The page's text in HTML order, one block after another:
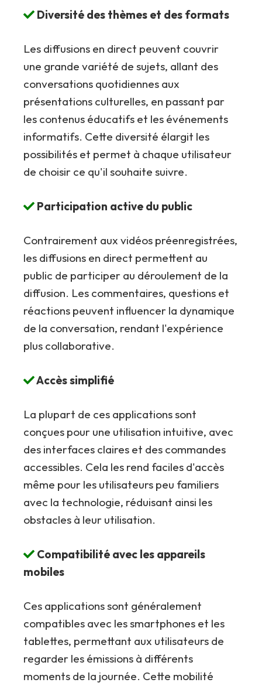
Diversité des thèmes et des formats
Les diffusions en direct peuvent couvrir
une grande variété de sujets, allant des
conversations quotidiennes aux
présentations culturelles, en passant par
les contenus éducatifs et les événements
informatifs. Cette diversité élargit les
possibilités et permet à chaque utilisateur
de choisir ce qu'il souhaite suivre.
Participation active du public
Contrairement aux vidéos préenregistrées,
les diffusions en direct permettent au
public de participer au déroulement de la
diffusion. Les commentaires, questions et
réactions peuvent influencer la dynamique
de la conversation, rendant l'expérience
plus collaborative.
Accès simplifié
La plupart de ces applications sont
conçues pour une utilisation intuitive, avec
des interfaces claires et des commandes
accessibles. Cela les rend faciles d'accès
même pour les utilisateurs peu familiers
avec la technologie, réduisant ainsi les
obstacles à leur utilisation.
Compatibilité avec les appareils
mobiles
Ces applications sont généralement
compatibles avec les smartphones et les
tablettes, permettant aux utilisateurs de
regarder les émissions à différents
moments de la journée. Cette mobilité